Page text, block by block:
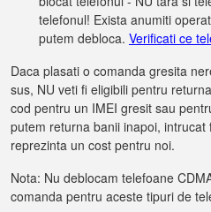
telefonul! Exista anumiti
putem debloca. Verificati ce
Daca plasati o comanda gresita
sus, NU veti fi eligibili pentru
cod pentru un IMEI gresit sau
putem returna banii inapoi,
reprezinta un cost pentru noi.
Nota: Nu deblocam telefoane
comanda pentru aceste tipuri de